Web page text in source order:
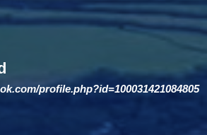
profile.php?id=100031421084805